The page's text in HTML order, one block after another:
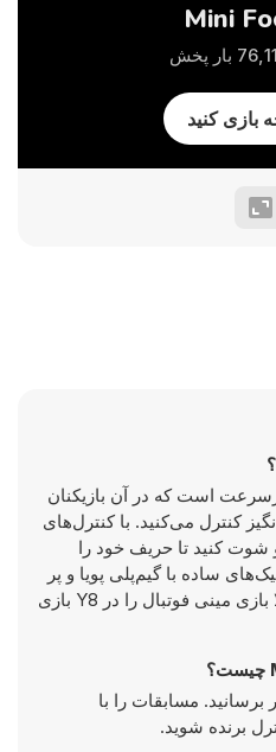
Mini
بار پخش
بازی کنید
است که در آن بازیکنان
کنترل می‌کنید. با کنترل‌های
شوت کنید تا حریف خود را
ساده با گیم‌پلی پویا و پر
از اکشن تمرکز دارد. همین حالا بازی مینی فوتبال را در Y8 بازی
مسابقات را با
برنده شوید.